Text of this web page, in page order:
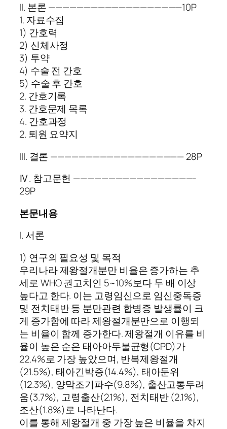
II. 본론 ———————————————————10P
1. 자료수집
1) 간호력
2) 신체사정
3) 투약
4) 수술 전 간호
5) 수술 후 간호
2. 간호기록
3. 간호문제 목록
4. 간호과정
2. 퇴원 요약지
III. 결론 ——————————————————— 28P
Ⅳ. 참고문헌 —————————————————-
29P
본문내용
I. 서론
1) 연구의 필요성 및 목적
우리나라 제왕절개분만 비율은 증가하는 추
세로 WHO 권고치인 5~10%보다 두 배 이상
높다고 한다. 이는 고령임신으로 임신중독증
및 전치태반 등 분만관련 합병증 발생률이 크
게 증가함에 따라 제왕절개분만으로 이행되
는 비율이 함께 증가한다. 제왕절개 이유를 비
율이 높은 순은 태아아두불균형(CPD)가
22.4%로 가장 높았으며, 반복제왕절개
(21.5%), 태아긴박증(14.4%), 태아둔위
(12.3%), 양막조기파수(9.8%), 출산고통두려
움(3.7%), 고령출산(2.1%), 전치태반 (2.1%),
조산(1.8%)로 나타난다.
이를 통해 제왕절개 중 가장 높은 비율을 차지